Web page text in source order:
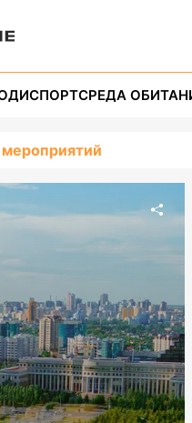
СПОРТСРЕДА